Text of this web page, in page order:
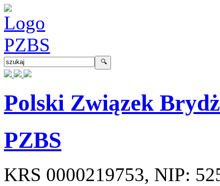
Polski Związek
PZBS
KRS 0000219753, NIP: